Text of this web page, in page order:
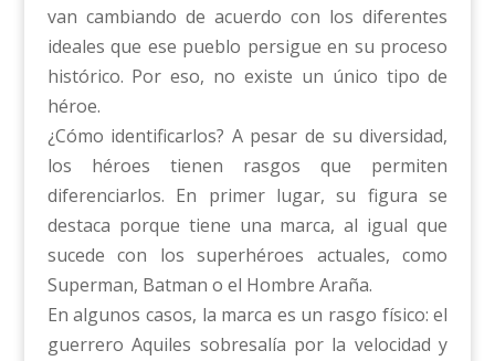
van cambiando de acuerdo con los diferentes
ideales que ese pueblo persigue en su proceso
histórico. Por eso, no existe un único tipo de
héroe.
¿Cómo identificarlos? A pesar de su diversidad,
los héroes tienen rasgos que permiten
diferenciarlos. En primer lugar, su figura se
destaca porque tiene una marca, al igual que
sucede con los superhéroes actuales, como
Superman, Batman o el Hombre Araña.
En algunos casos, la marca es un rasgo físico: el
guerrero Aquiles sobresalía por la velocidad y